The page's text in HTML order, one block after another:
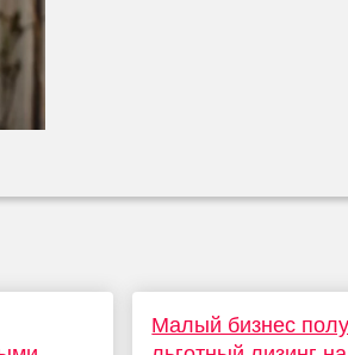
Малый бизнес